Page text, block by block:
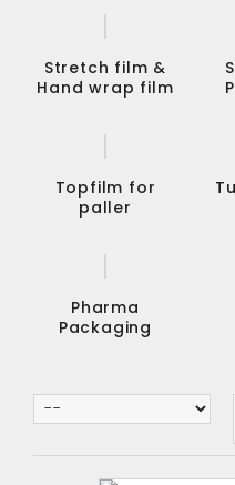
Stretch film &
Hand wrap film
Topfilm for
paller
Pharma
Packaging